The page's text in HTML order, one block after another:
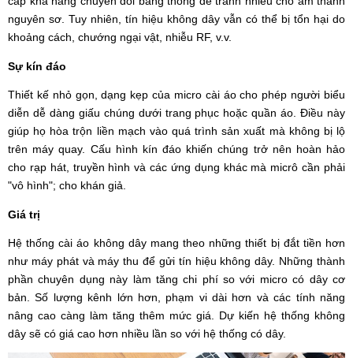
nguyên sơ. Tuy nhiên, tín hiệu không dây vẫn có thể bị tổn hại do
khoảng cách, chướng ngại vật, nhiễu RF, v.v.
Sự kín đáo
Thiết kế nhỏ gọn, dạng kẹp của micro cài áo cho phép người biểu
diễn dễ dàng giấu chúng dưới trang phục hoặc quần áo. Điều này
giúp họ hòa trộn liền mạch vào quá trình sản xuất mà không bị lộ
trên máy quay. Cấu hình kín đáo khiến chúng trở nên hoàn hảo
cho rạp hát, truyền hình và các ứng dụng khác mà micrô cần phải
"vô hình"; cho khán giả.
Giá trị
Hệ thống cài áo không dây mang theo những thiết bị đắt tiền hơn
như máy phát và máy thu để gửi tín hiệu không dây. Những thành
phần chuyên dụng này làm tăng chi phí so với micro có dây cơ
bản. Số lượng kênh lớn hơn, phạm vi dài hơn và các tính năng
nâng cao càng làm tăng thêm mức giá. Dự kiến ​​hệ thống không
dây sẽ có giá cao hơn nhiều lần so với hệ thống có dây.